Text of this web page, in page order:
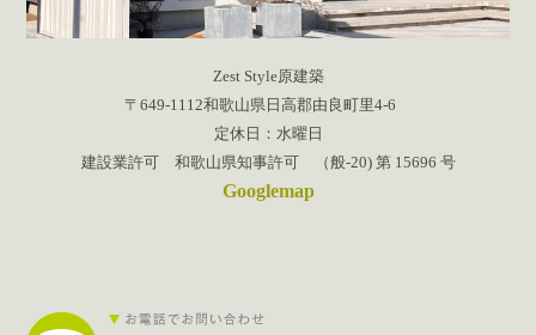
Zest Style原建築
〒649-1112和歌山県日高郡由良町里4-6
定休日：水曜日
建設業許可 和歌山県知事許可 （般-20) 第 15696 号
Googlemap